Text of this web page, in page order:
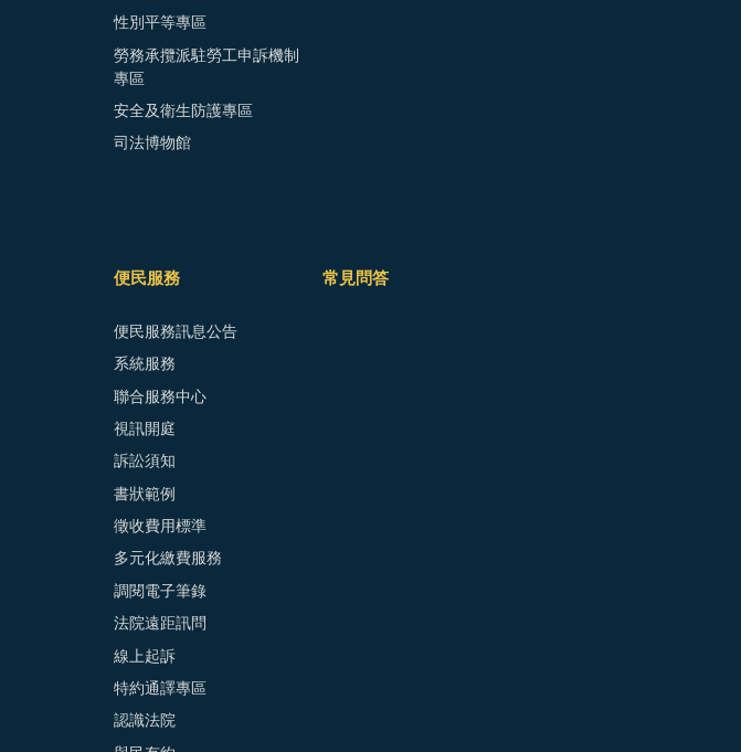
性別平等專區
勞務承攬派駐勞工申訴機制
專區
安全及衛生防護專區
司法博物館
便民服務
便民服務訊息公告
系統服務
聯合服務中心
視訊開庭
訴訟須知
書狀範例
徵收費用標準
多元化繳費服務
調閱電子筆錄
法院遠距訊問
線上起訴
特約通譯專區
認識法院
常見問答